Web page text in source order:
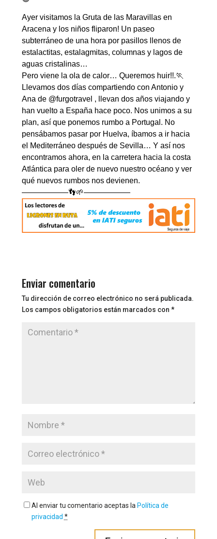
Ayer visitamos la Gruta de las Maravillas en
Aracena y los niños fliparon! Un paseo
subterráneo de una hora por pasillos llenos de
estalactitas, estalagmitas, columnas y lagos de
aguas cristalinas…
Pero viene la ola de calor… Queremos huir!!.🏃
Llevamos dos días compartiendo con Antonio y
Ana de @furgotravel , llevan dos años viajando y
han vuelto a España hace poco. Nos unimos a su
plan, así que ponemos rumbo a Portugal. No
pensábamos pasar por Huelva, íbamos a ir hacia
el Mediterráneo después de Sevilla… Y así nos
encontramos ahora, en la carretera hacia la costa
Atlántica para oler de nuevo nuestro océano y ver
qué nuevos rumbos nos devienen.
——————👣🌱——————
Enviar comentario
Tu dirección de correo electrónico no será publicada.
Los campos obligatorios están marcados con *
Al enviar tu comentario aceptas la Política de
privacidad *